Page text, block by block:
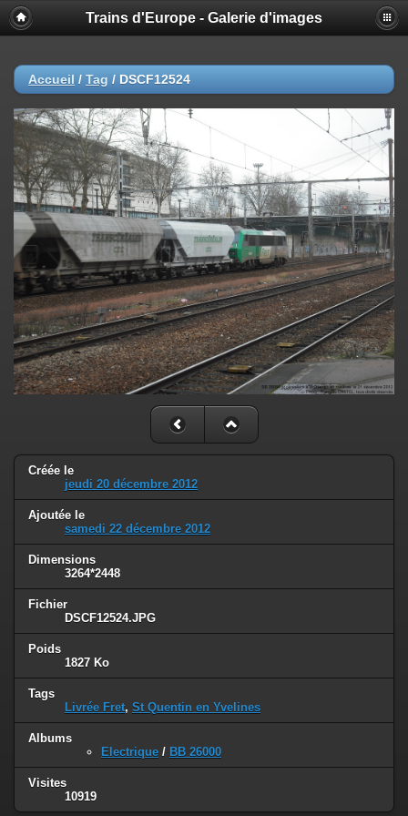
Trains d'Europe - Galerie d'images
Accueil / Tag / DSCF12524
Créée le
jeudi 20 décembre 2012
Ajoutée le
samedi 22 décembre 2012
Dimensions
3264*2448
Fichier
DSCF12524.JPG
Poids
1827 Ko
Tags
Livrée Fret, St Quentin en Yvelines
Albums
Electrique / BB 26000
Visites
10919